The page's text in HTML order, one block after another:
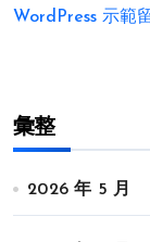
WordPress 示範
彙整
2026 年 5 月